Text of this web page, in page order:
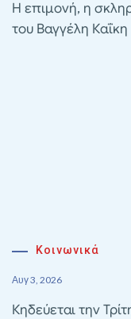
Η επιμονή, η
του Βαγγέλη Καΐκη
Κοινωνικά
Αυγ 3, 2026
Κηδεύεται την